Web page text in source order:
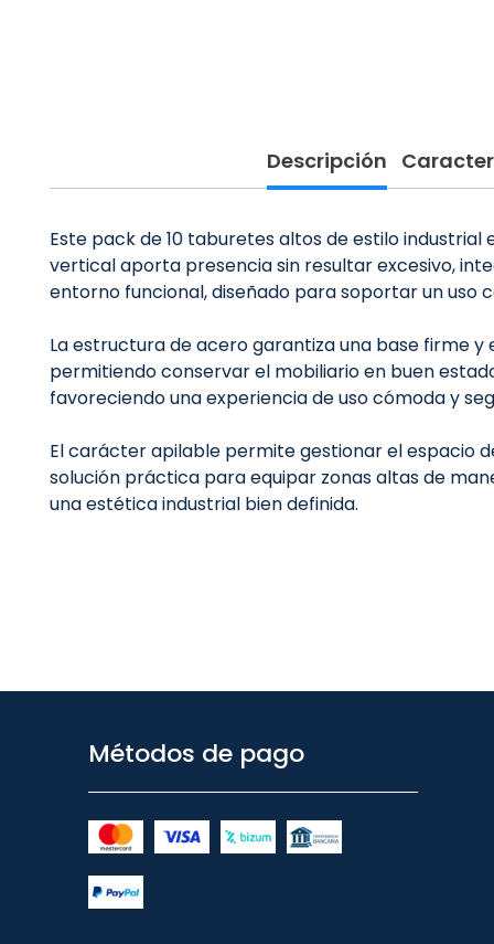
Descripción
Este pack de 10 taburetes altos de estilo
vertical aporta presencia sin resultar excesivo,
entorno funcional, diseñado para soportar un uso
La estructura de acero garantiza una base firme
permitiendo conservar el mobiliario en buen
favoreciendo una experiencia de uso cómoda y
El carácter apilable permite gestionar el espacio
solución práctica para equipar zonas altas de
una estética industrial bien definida.
Métodos de pago